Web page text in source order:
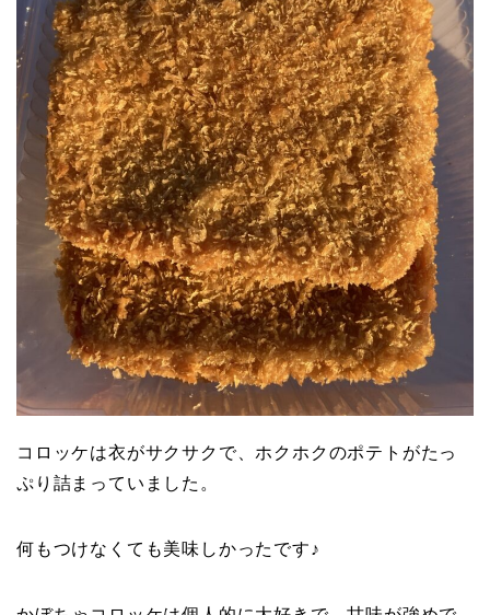
コロッケは衣がサクサクで、ホクホクのポテトがたっ
ぷり詰まっていました。
何もつけなくても美味しかったです♪